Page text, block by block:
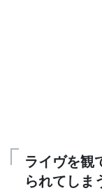
ライヴを観
られてしま